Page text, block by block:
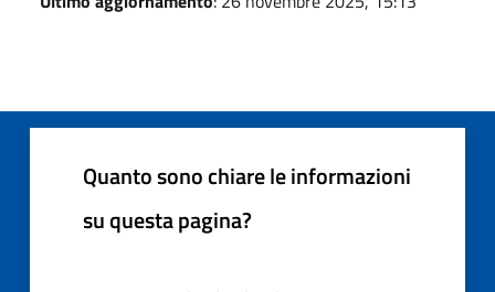
Quanto sono chiare le informazioni
su questa pagina?